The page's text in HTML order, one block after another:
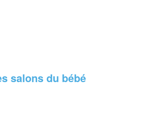
salons du bébé